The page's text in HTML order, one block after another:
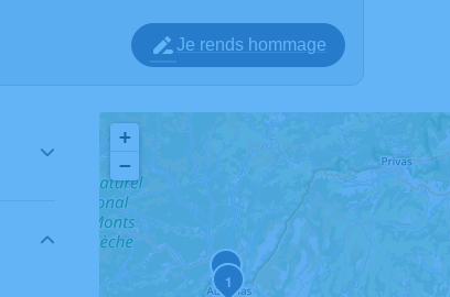
Je rends hommage
1
2
+
−